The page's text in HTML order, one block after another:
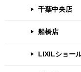
千葉中央店
船橋店
LIXILショー